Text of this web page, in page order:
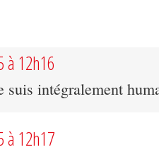
à 12h16
intégralement
à 12h17